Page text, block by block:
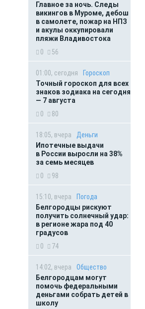
Главное за ночь. Следы
викингов в Муроме, дебош
в самолете, пожар на НПЗ
и акулы оккупировали
пляжи Владивостока
0
56
01:00, сегодня
Гороскоп
Точный гороскоп для всех
знаков зодиака на сегодня
— 7 августа
0
80
18:05, вчера
Деньги
Ипотечные выдачи
в России выросли на 38%
за семь месяцев
0
98
15:10, вчера
Погода
Белгородцы рискуют
получить солнечный удар:
в регионе жара под 40
градусов
0
74
14:02, вчера
Общество
Белгородцам могут
помочь федеральными
деньгами собрать детей в
школу